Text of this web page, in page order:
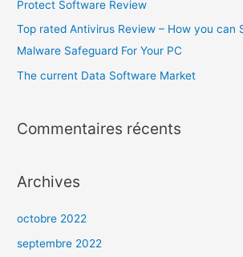
Protect Software Review
Top rated Antivirus Review – How you can
Malware Safeguard For Your PC
The current Data Software Market
Commentaires récents
Archives
octobre 2022
septembre 2022